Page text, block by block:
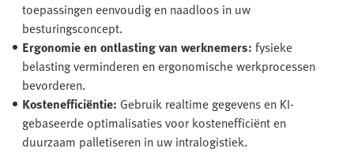
toepassingen eenvoudig en naadloos in uw
besturingsconcept.
Ergonomie en ontlasting van werknemers: fysieke
belasting verminderen en ergonomische werkprocessen
bevorderen.
Kostenefficiëntie: Gebruik realtime gegevens en KI-
gebaseerde optimalisaties voor kostenefficiënt en
duurzaam palletiseren in uw intralogistiek.